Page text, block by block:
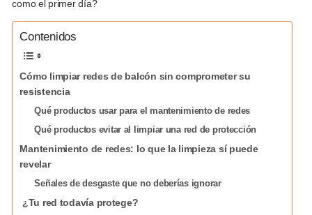
como el primer día?
Contenidos
Cómo limpiar redes de balcón sin comprometer su
resistencia
Qué productos usar para el mantenimiento de redes
Qué productos evitar al limpiar una red de protección
Mantenimiento de redes: lo que la limpieza sí puede
revelar
Señales de desgaste que no deberías ignorar
️ ¿Tu red todavía protege?